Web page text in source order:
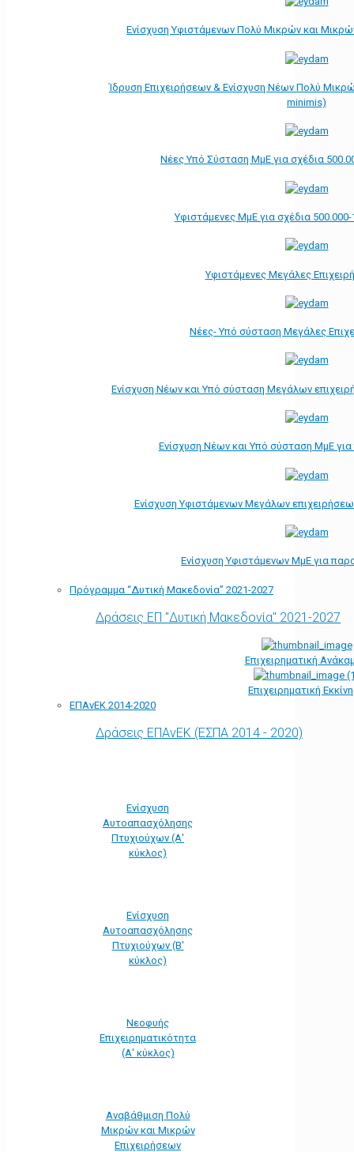
Ενίσχυση Υφιστάμενων Πολύ Μικρών και
Ίδρυση Επιχειρήσεων & Ενίσχυση Νέων Πολύ
minimis)
Νέες Υπό Σύσταση ΜμΕ για σχέδια
Υφιστάμενες ΜμΕ για σχέδια
Υφιστάμενες Μεγάλες
Νέες- Υπό σύσταση Μεγάλες
Ενίσχυση Νέων και Υπό σύσταση Μεγάλων
Ενίσχυση Νέων και Υπό σύσταση ΜμΕ
Ενίσχυση Υφιστάμενων Μεγάλων
Ενίσχυση Υφιστάμενων ΜμΕ για
Πρόγραμμα “Δυτική Μακεδονία” 2021-2027
Δράσεις ΕΠ "Δυτική Μακεδονία" 2021-2027
Επιχειρηματική
Επιχειρηματική
ΕΠΑνΕΚ 2014-2020
Δράσεις ΕΠΑνΕΚ (ΕΣΠΑ 2014 - 2020)
Ενίσχυση
Αυτοαπασχόλησης
Πτυχιούχων (Α'
κύκλος)
Ενίσχυση
Αυτοαπασχόλησης
Πτυχιούχων (Β'
κύκλος)
Νεοφυής
Επιχειρηματικότητα
(Α' κύκλος)
Αναβάθμιση Πολύ
Μικρών και Μικρών
Επιχειρήσεων